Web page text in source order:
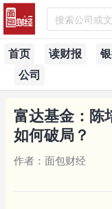
搜索公司或
首页 读财报
公司
富达基金：陈
如何破局？
作者：面包财经